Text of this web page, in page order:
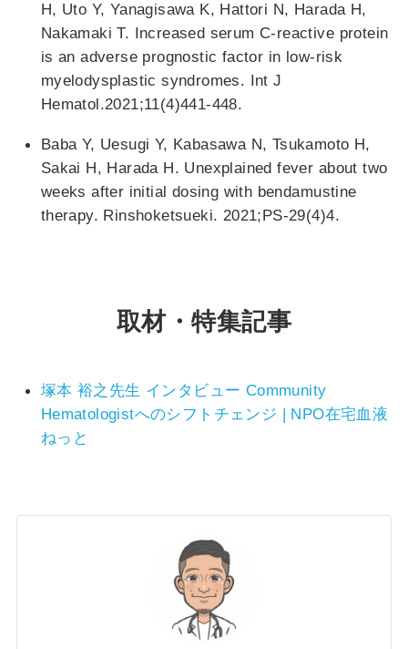
H, Uto Y, Yanagisawa K, Hattori N, Harada H,
Nakamaki T. Increased serum C-reactive protein
is an adverse prognostic factor in low-risk
myelodysplastic syndromes. Int J
Hematol.2021;11(4)441-448.
Baba Y, Uesugi Y, Kabasawa N, Tsukamoto H,
Sakai H, Harada H. Unexplained fever about two
weeks after initial dosing with bendamustine
therapy. Rinshoketsueki. 2021;PS-29(4)4.
取材・特集記事
塚本 裕之先生 インタビュー Community
Hematologistへのシフトチェンジ | NPO在宅血液
ねっと